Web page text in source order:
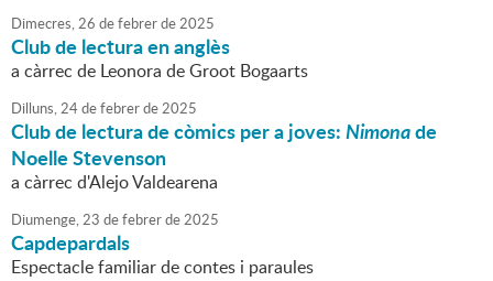
Dimecres,26 defebrerde2025
Club de lectura en anglès
a càrrec de Leonora de Groot Bogaarts
Dilluns,24defebrerde2025
Club de lectura de còmics per a joves:Nimonade
Noelle Stevenson
a càrrec d'Alejo Valdearena
Diumenge,23 defebrerde2025
Capdepardals
Espectacle familiar de contes i paraules